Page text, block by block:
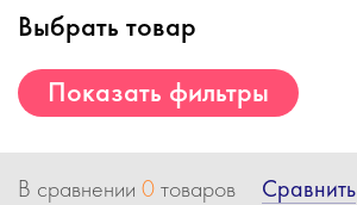
Выбрать товар
Показать фильтры
В сравнении 0товаров Сравнить